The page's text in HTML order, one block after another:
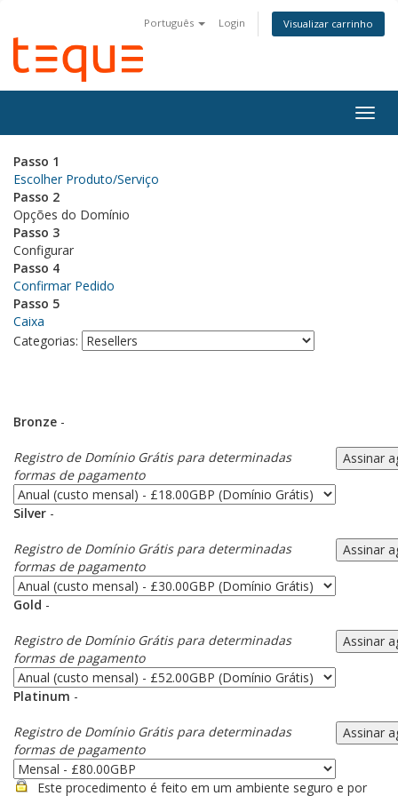
Português Login Visualizar carrinho
Passo 1
Escolher Produto/Serviço
Passo 2
Opções do Domínio
Passo 3
Configurar
Passo 4
Confirmar Pedido
Passo 5
Caixa
Categorias:
Bronze -
Registro de Domínio Grátis para determinadas
formas de pagamento
Silver -
Registro de Domínio Grátis para determinadas
formas de pagamento
Gold -
Registro de Domínio Grátis para determinadas
formas de pagamento
Platinum -
Registro de Domínio Grátis para determinadas
formas de pagamento
Este procedimento é feito em um ambiente seguro e por